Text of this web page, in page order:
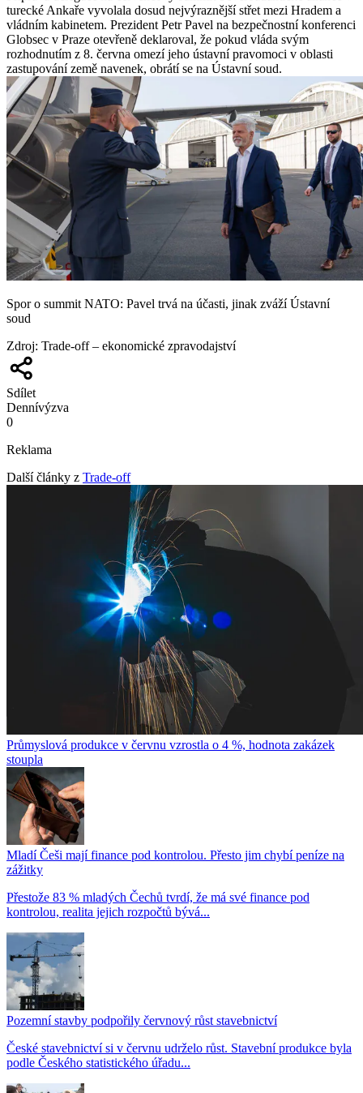
turecké Ankaře vyvolala dosud nejvýraznější střet mezi Hradem a
vládním kabinetem. Prezident Petr Pavel na bezpečnostní konferenci
Globsec v Praze otevřeně deklaroval, že pokud vláda svým
rozhodnutím z 8. června omezí jeho ústavní pravomoci v oblasti
zastupování země navenek, obrátí se na Ústavní soud.
Spor o summit NATO: Pavel trvá na účasti, jinak zváží Ústavní
soud
Zdroj: Trade-off – ekonomické zpravodajství
Sdílet
Dennívýzva
0
Reklama
Další články z Trade-off
Průmyslová produkce v červnu vzrostla o 4 %, hodnota zakázek
stoupla
Mladí Češi mají finance pod kontrolou. Přesto jim chybí peníze na
zážitky
Přestože 83 % mladých Čechů tvrdí, že má své finance pod
kontrolou, realita jejich rozpočtů bývá...
Pozemní stavby podpořily červnový růst stavebnictví
České stavebnictví si v červnu udrželo růst. Stavební produkce byla
podle Českého statistického úřadu...